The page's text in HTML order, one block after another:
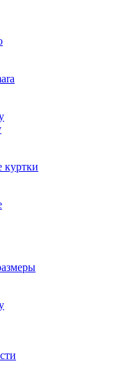
куртки